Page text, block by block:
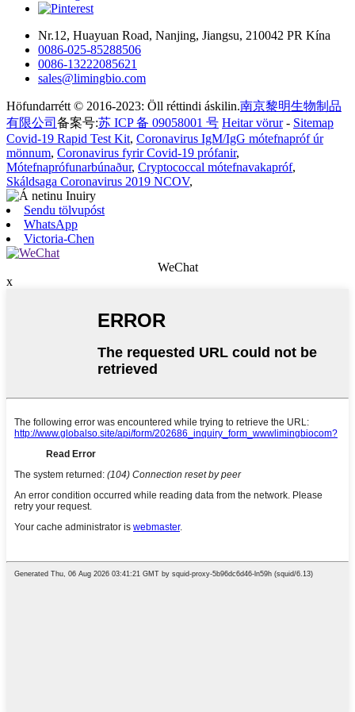
Nr.12, Huayuan Road, Nanjing, Jiangsu, 210042 PR Kína
0086-025-85288506
0086-13222085621
sales@limingbio.com
Höfundarrétt © 2016-2023: Öll réttindi áskilin.南京黎明生物制品
有限公司 备案号:苏 ICP 备 09058001 号 Heitar vörur- Sitemap
Covid-19 Rapid Test Kit, Coronavirus IgM/IgG mótefnapróf úr
mönnum, Coronavirus fyrir Covid-19 prófanir,
Mótefnaprófunarbúnaður, Cryptococcal mótefnavakapróf,
Skáldsaga Coronavirus 2019 NCOV,
Sendu tölvupóst
WhatsApp
Victoria-Chen
WeChat
x